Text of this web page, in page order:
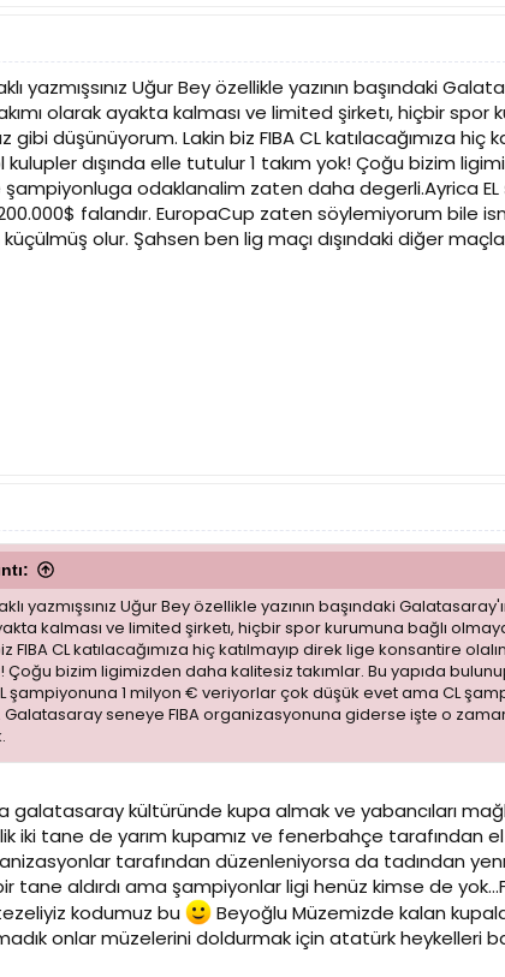
yazmışsınız Uğur Bey özellikle yazının başındaki
olarak ayakta kalması ve limited şirketı, hiçbir spor
düşünüyorum. Lakin biz FIBA CL katılacağımıza
kulupler dışında elle tutulur 1 takım yok! Çoğu bizim
odaklanalim zaten daha degerli.Ayrica
falandır. EuropaCup zaten söylemiyorum bile
olur. Şahsen ben lig maçı dışındaki diğer
yazmışsınız Uğur Bey özellikle yazının başındaki
kalması ve limited şirketı, hiçbir spor kurumuna bağlı
FIBA CL katılacağımıza hiç katılmayıp direk lige konsantire
Çoğu bizim ligimizden daha kalitesiz takımlar. Bu yapıda
şampiyonuna 1 milyon € veriyorlar çok düşük evet ama CL
Galatasaray seneye FIBA organizasyonuna giderse işte o
galatasaray kültüründe kupa almak ve yabancıları
iki tane de yarım kupamız ve fenerbahçe tarafından
tarafından düzenleniyorsa da tadından
tane aldırdı ama şampiyonlar ligi henüz kimse de
kodumuz bu
Beyoğlu Müzemizde kalan
onlar müzelerini doldurmak için atatürk